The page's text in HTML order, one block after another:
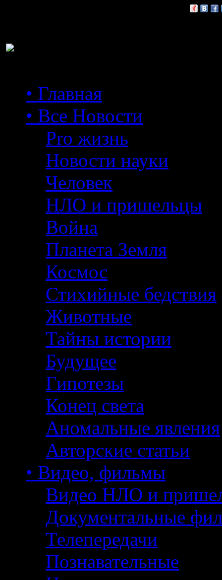
• Главная
• Все Новости
Pro жизнь
Новости науки
Человек
НЛО и пришельцы
Война
Планета Земля
Космос
Стихийные бедствия
Животные
Тайны истории
Будущее
Гипотезы
Конец света
Аномальные явления
Авторские статьи
• Видео, фильмы
Видео НЛО и
Документальные
Телепередачи
Познавательные